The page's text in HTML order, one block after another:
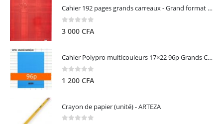
000 CFA.
000 CFA.
Cahier 192 pages grands carreaux - Grand format - Brochure dos toilé - 24x32 cm - Papier blanc 90 g - Couverture carte pelliculée couleur aléatoire - Clairefontaine
3 000 CFA
Cahier Polypro multicouleurs 17×22 96p Grands Carreaux Séyès 90g - CALLIGRAPHE
1 200 CFA
Crayon de papier (unité) - ARTEZA